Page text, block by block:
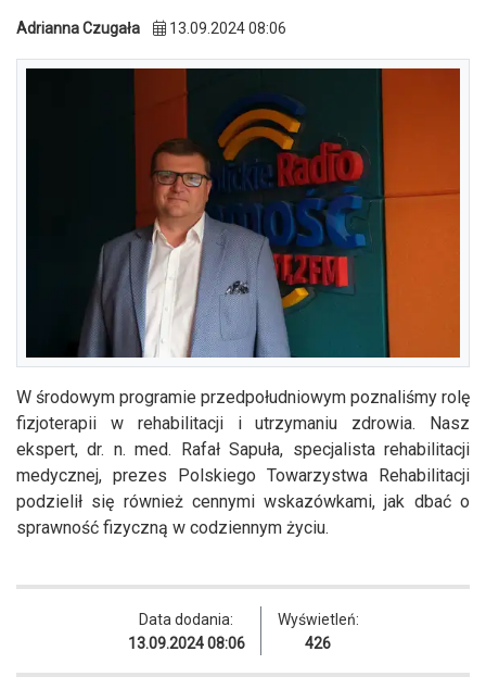
Adrianna Czugała 13.09.2024 08:06
W środowym programie przedpołudniowym poznaliśmy rolę
fizjoterapii w rehabilitacji i utrzymaniu zdrowia. Nasz
ekspert, dr. n. med. Rafał Sapuła, specjalista rehabilitacji
medycznej, prezes Polskiego Towarzystwa Rehabilitacji
podzielił się również cennymi wskazówkami, jak dbać o
sprawność fizyczną w codziennym życiu.
Data dodania:
13.09.2024 08:06
Wyświetleń:
426